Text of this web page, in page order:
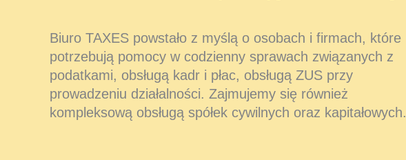
Biuro TAXES powstało z myślą o osobach i firmach, które
potrzebują pomocy w codzienny sprawach związanych z
podatkami, obsługą kadr i płac, obsługą ZUS przy
prowadzeniu działalności. Zajmujemy się również
kompleksową obsługą spółek cywilnych oraz kapitałowych.